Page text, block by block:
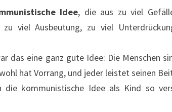
Idee, die aus zu viel
viel Ausbeutung, zu viel
das eine ganz gute Idee: Die Menschen
hat Vorrang, und jeder leistet seinen
die kommunistische Idee als Kind so